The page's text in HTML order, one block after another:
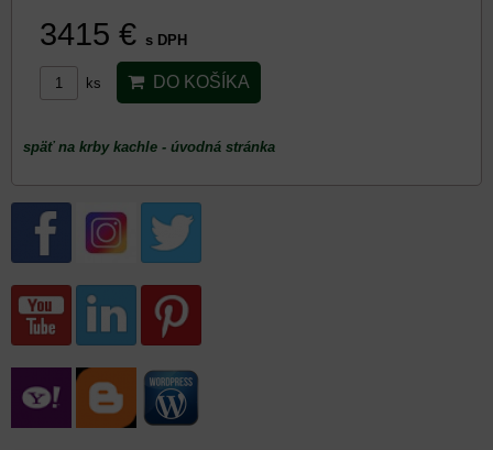
3415 € s DPH
ks DO KOŠÍKA
späť na krby kachle - úvodná stránka